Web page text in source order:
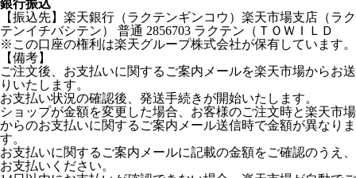
銀行振込
【振込先】楽天銀行（ラクテンギンコウ）楽天市場支店（ラク
テンイチバシテン） 普通 2856703 ラクテン（ＴＯＷＩＬＤ
※この口座の権利は楽天グループ株式会社が保有しています。
【備考】
ご注文後、お支払いに関するご案内メールを楽天市場からお送
りいたします。
お支払い状況の確認後、発送手続きが開始いたします。
ショップが金額を変更した場合、お客様のご注文時と楽天市場
からのお支払いに関するご案内メール送信時で金額が異なりま
す。
お支払いに関するご案内メールに記載の金額をご確認のうえ、
お支払いください。